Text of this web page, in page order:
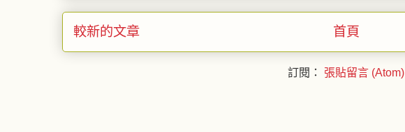
較新的文章 首頁
訂閱： 張貼留言 (Atom)